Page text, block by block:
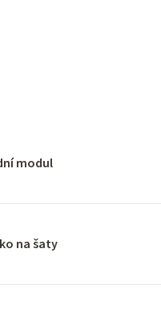
modul
na šaty